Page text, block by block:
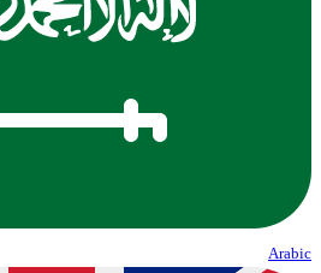
Arabic